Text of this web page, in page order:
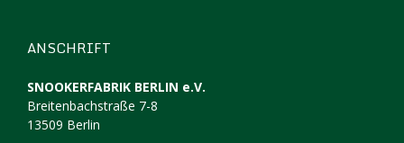
ANSCHRIFT
SNOOKERFABRIK BERLIN e.V.
Breitenbachstraße 7-8
13509 Berlin